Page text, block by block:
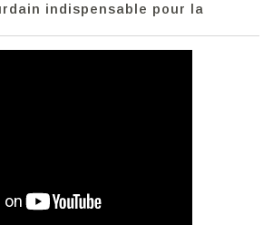
indispensable pour la